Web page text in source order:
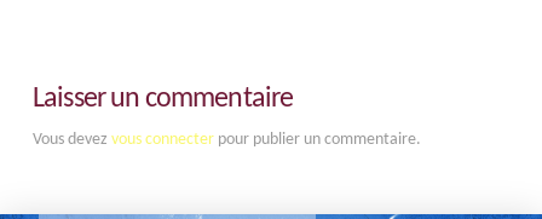
Laisser un commentaire
Vous devez vous connecterpour publier un commentaire.